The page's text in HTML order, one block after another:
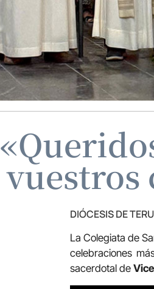
vuestros
DIÓCESIS DE
La Colegiata de
celebraciones
sacerdotal de